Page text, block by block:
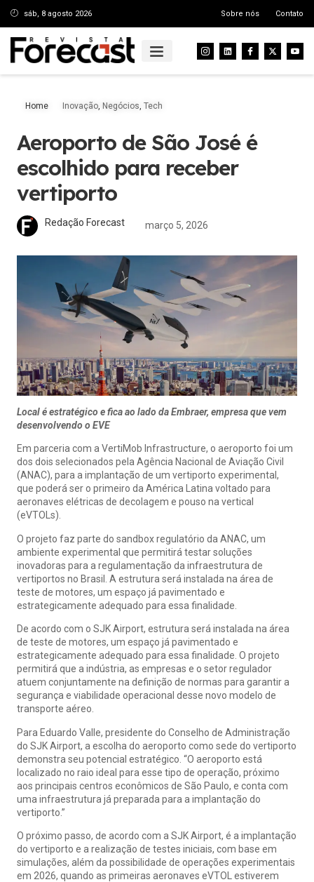
sáb, 8 agosto 2026 Sobre nós Contato
Home Inovação, Negócios, Tech
Aeroporto de São José é
escolhido para receber
vertiporto
Redação Forecast março 5, 2026
Local é estratégico e fica ao lado da Embraer, empresa que vem
desenvolvendo o EVE
Em parceria com a VertiMob Infrastructure, o aeroporto foi um
dos dois selecionados pela Agência Nacional de Aviação Civil
(ANAC), para a implantação de um vertiporto experimental,
que poderá ser o primeiro da América Latina voltado para
aeronaves elétricas de decolagem e pouso na vertical
(eVTOLs).
O projeto faz parte do sandbox regulatório da ANAC, um
ambiente experimental que permitirá testar soluções
inovadoras para a regulamentação da infraestrutura de
vertiportos no Brasil. A estrutura será instalada na área de
teste de motores, um espaço já pavimentado e
estrategicamente adequado para essa finalidade.
De acordo com o SJK Airport, estrutura será instalada na área
de teste de motores, um espaço já pavimentado e
estrategicamente adequado para essa finalidade. O projeto
permitirá que a indústria, as empresas e o setor regulador
atuem conjuntamente na definição de normas para garantir a
segurança e viabilidade operacional desse novo modelo de
transporte aéreo.
Para Eduardo Valle, presidente do Conselho de Administração
do SJK Airport, a escolha do aeroporto como sede do vertiporto
demonstra seu potencial estratégico. “O aeroporto está
localizado no raio ideal para esse tipo de operação, próximo
aos principais centros econômicos de São Paulo, e conta com
uma infraestrutura já preparada para a implantação do
vertiporto.”
O próximo passo, de acordo com a SJK Airport, é a implantação
do vertiporto e a realização de testes iniciais, com base em
simulações, além da possibilidade de operações experimentais
em 2026, quando as primeiras aeronaves eVTOL estiverem